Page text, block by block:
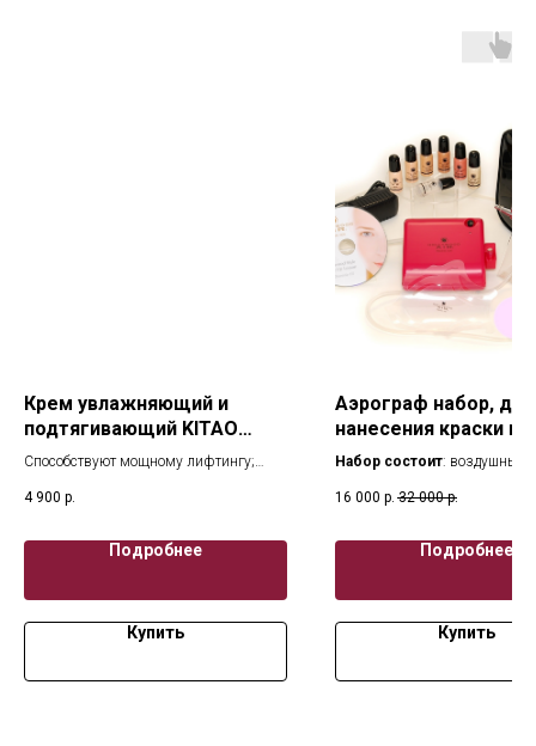
Крем увлажняющий и
подтягивающий KITAO
Matcha 40г
Способствуют мощному лифтингу;
Выравнивают текстуру кожи, улучшают
Придают эластичность и упругость
4 900 р.
Подробнее
Купить
Аэрограф набор, для
нанесения краски на
тело
Набор состоит: воздушный
адаптер, набор красок (6
флакон для смешивания
16 000 р. 32 000 р.
Подробнее
Купить